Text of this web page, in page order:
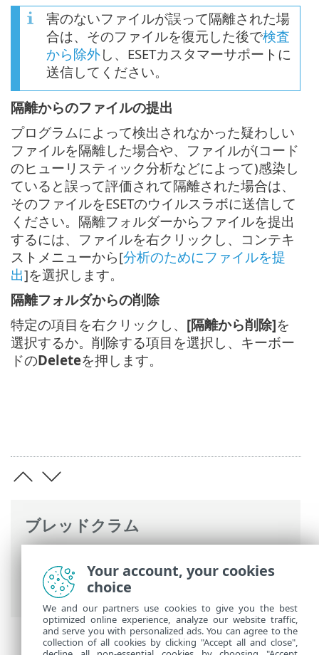
ブレッドクラム
Security >コマンドと ESET Server
Security >ツール
害のないファイルが誤って隔離された場
合は、そのファイルを復元した後で検査
から除外し、ESETカスタマーサポートに
送信してください。
隔離からのファイルの提出
プログラムによって検出されなかった疑わしい
ファイルを隔離した場合や、ファイルが(コード
のヒューリスティック分析などによって)感染し
ていると誤って評価されて隔離された場合は、
そのファイルをESETのウイルスラボに送信して
ください。隔離フォルダーからファイルを提出
するには、ファイルを右クリックし、コンテキ
ストメニューから[分析のためにファイルを提
出]を選択します。
隔離フォルダからの削除
特定の項目を右クリックし、 [隔離から削除]を
選択するか。削除する項目を選択し、キーボー
ドのDeleteを押します。
Your account, your cookies
choice
We and our partners use cookies to give you the best
optimized online experience, analyze our website traffic,
and serve you with personalized ads. You can agree to the
collection of all cookies by clicking "Accept all and close",